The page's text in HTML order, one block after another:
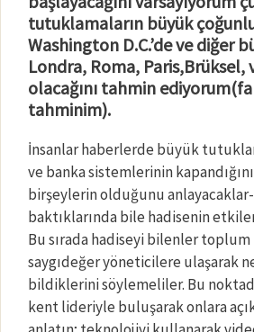
tutuklamaların büyük
Washington D.C.’de ve diğer
Londra, Roma, Paris,Brüksel,
olacağını tahmin
tahminim).
İnsanlar haberlerde büyük
ve banka sistemlerinin
birşeylerin olduğunu
baktıklarında bile hadisenin
Bu sırada hadiseyi bilenler
saygıdeğer yöneticilere ulaşarak
bildiklerini söylemeliler. Bu
kent lideriyle buluşarak onlara